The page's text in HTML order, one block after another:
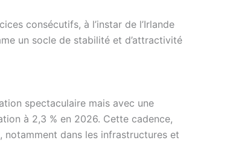
consécutifs, à l’instar de l’Irlande
un socle de stabilité et d’attractivité
spectaculaire mais avec une
à 2,3 % en 2026. Cette cadence,
notamment dans les infrastructures et